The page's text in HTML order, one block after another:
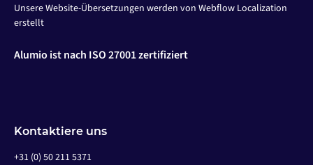
Unsere Website-Übersetzungen werden von Webflow Localization
erstellt
Alumio ist nach ISO 27001 zertifiziert
Kontaktiere uns
+31 (0) 50 211 5371